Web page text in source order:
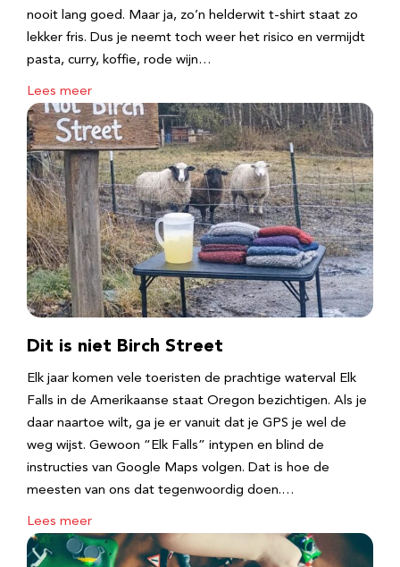
nooit lang goed. Maar ja, zo’n helderwit t-shirt staat zo
lekker fris. Dus je neemt toch weer het risico en vermijdt
pasta, curry, koffie, rode wijn…
Lees meer
Dit is niet Birch Street
Elk jaar komen vele toeristen de prachtige waterval Elk
Falls in de Amerikaanse staat Oregon bezichtigen. Als je
daar naartoe wilt, ga je er vanuit dat je GPS je wel de
weg wijst. Gewoon “Elk Falls” intypen en blind de
instructies van Google Maps volgen. Dat is hoe de
meesten van ons dat tegenwoordig doen.…
Lees meer